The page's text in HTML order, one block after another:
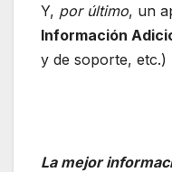
Y, por último, un
Información
y de soporte, etc.)
La mejor